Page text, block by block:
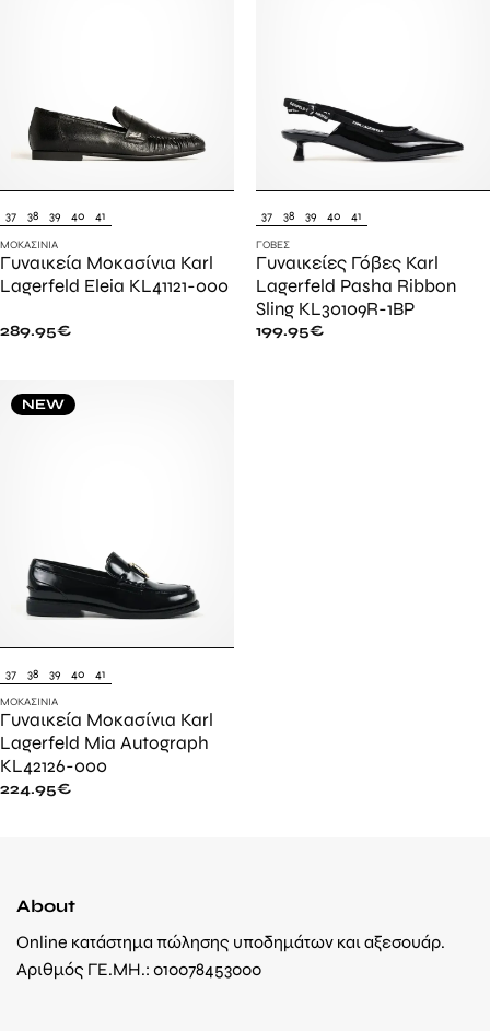
37 38 39 40 41
ΜΟΚΑΣΊΝΙΑ
Γυναικεία Μοκασίνια Karl
Lagerfeld Eleia KL41121-000
289.95€
37 38 39 40 41
ΓΌΒΕΣ
Γυναικείες Γόβες Karl
Lagerfeld Pasha Ribbon
Sling KL30109R-1BP
199.95€
NEW
37 38 39 40 41
ΜΟΚΑΣΊΝΙΑ
Γυναικεία Μοκασίνια Karl
Lagerfeld Mia Autograph
KL42126-000
224.95€
About
Online κατάστημα πώλησης υποδημάτων και αξεσουάρ.
Αριθμός ΓΕ.ΜΗ.: 010078453000